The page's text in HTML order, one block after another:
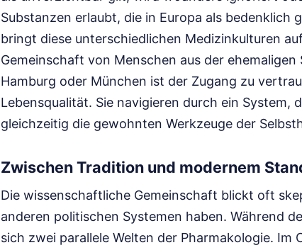
Substanzen erlaubt, die in Europa als bedenklich
bringt diese unterschiedlichen Medizinkulturen
Gemeinschaft von Menschen aus der
Hamburg oder München ist der Zugang zu
Lebensqualität. Sie navigieren durch ein System,
gleichzeitig die gewohnten Werkzeuge der
Zwischen Tradition und modernem
Die wissenschaftliche Gemeinschaft blickt oft
anderen politischen Systemen haben. Während
sich zwei parallele Welten der Pharmakologie.